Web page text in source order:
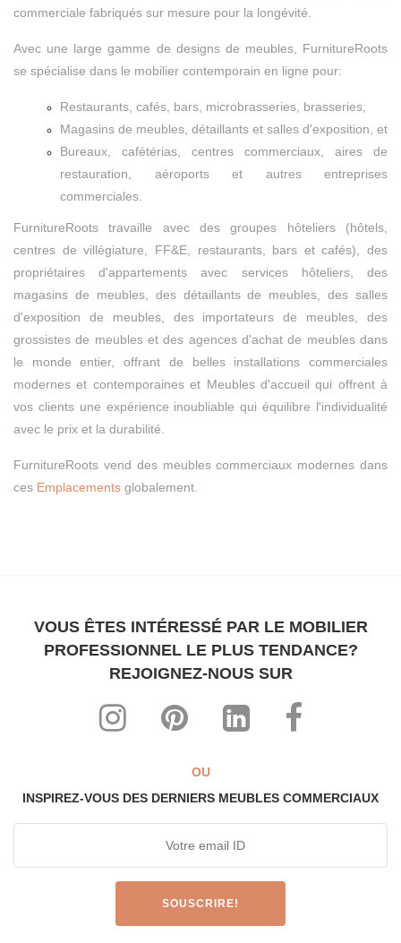
commerciale fabriqués sur mesure pour la longévité.
Avec une large gamme de designs de meubles, FurnitureRoots
se spécialise dans le mobilier contemporain en ligne pour:
Restaurants, cafés, bars, microbrasseries, brasseries,
Magasins de meubles, détaillants et salles d'exposition, et
Bureaux, cafétérias, centres commerciaux, aires de
restauration, aéroports et autres entreprises
commerciales.
FurnitureRoots travaille avec des groupes hôteliers (hôtels,
centres de villégiature, FF&E, restaurants, bars et cafés), des
propriétaires d'appartements avec services hôteliers, des
magasins de meubles, des détaillants de meubles, des salles
d'exposition de meubles, des importateurs de meubles, des
grossistes de meubles et des agences d'achat de meubles dans
le monde entier, offrant de belles installations commerciales
modernes et contemporaines et Meubles d'accueil qui offrent à
vos clients une expérience inoubliable qui équilibre l'individualité
avec le prix et la durabilité.
FurnitureRoots vend des meubles commerciaux modernes dans
ces Emplacements globalement.
VOUS ÊTES INTÉRESSÉ PAR LE MOBILIER
PROFESSIONNEL LE PLUS TENDANCE?
REJOIGNEZ-NOUS SUR
OU
INSPIREZ-VOUS DES DERNIERS MEUBLES COMMERCIAUX